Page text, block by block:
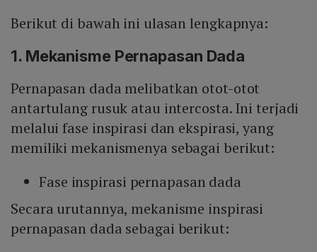
Berikut di bawah ini ulasan lengkapnya:
1. Mekanisme Pernapasan Dada
Pernapasan dada melibatkan otot-otot
antartulang rusuk atau intercosta. Ini terjadi
melalui fase inspirasi dan ekspirasi, yang
memiliki mekanismenya sebagai berikut:
Fase inspirasi pernapasan dada
Secara urutannya, mekanisme inspirasi
pernapasan dada sebagai berikut: